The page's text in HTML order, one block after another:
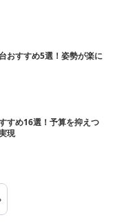
おすすめ5選！姿勢が楽に
すめ16選！予算を抑えつ
現